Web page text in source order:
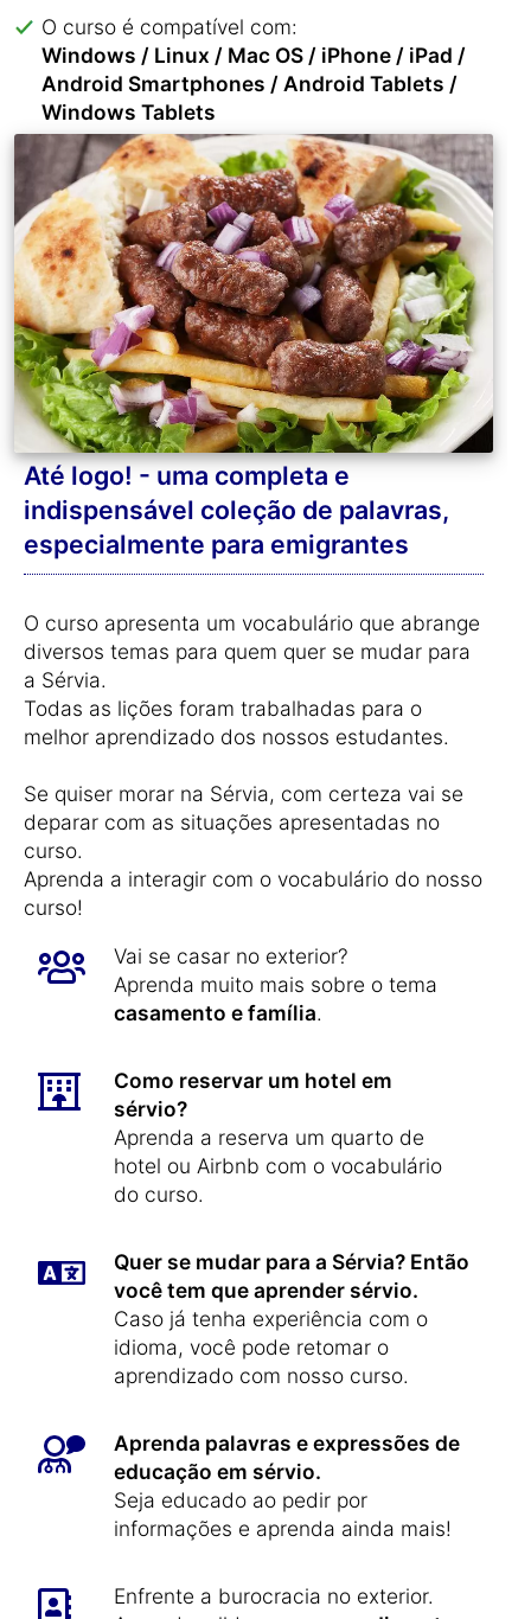
O curso é compatível com:
Windows / Linux / Mac OS / iPhone / iPad /
Android Smartphones / Android Tablets /
Windows Tablets
Até logo! - uma completa e
indispensável coleção de palavras,
especialmente para emigrantes
O curso apresenta um vocabulário que abrange
diversos temas para quem quer se mudar para
a Sérvia.
Todas as lições foram trabalhadas para o
melhor aprendizado dos nossos estudantes.
Se quiser morar na Sérvia, com certeza vai se
deparar com as situações apresentadas no
curso.
Aprenda a interagir com o vocabulário do nosso
curso!
Vai se casar no exterior?
Aprenda muito mais sobre o tema
casamento e família.
Como reservar um hotel em
sérvio?
Aprenda a reserva um quarto de
hotel ou Airbnb com o vocabulário
do curso.
Quer se mudar para a Sérvia? Então
você tem que aprender sérvio.
Caso já tenha experiência com o
idioma, você pode retomar o
aprendizado com nosso curso.
Aprenda palavras e expressões de
educação em sérvio.
Seja educado ao pedir por
informações e aprenda ainda mais!
Enfrente a burocracia no exterior.